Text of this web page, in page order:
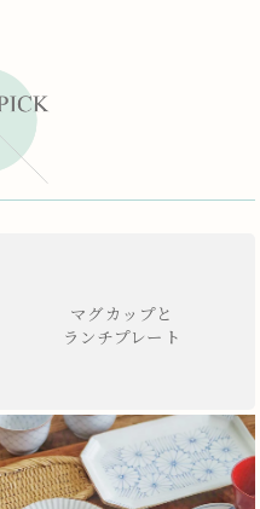
マグカップと
ランチプレート